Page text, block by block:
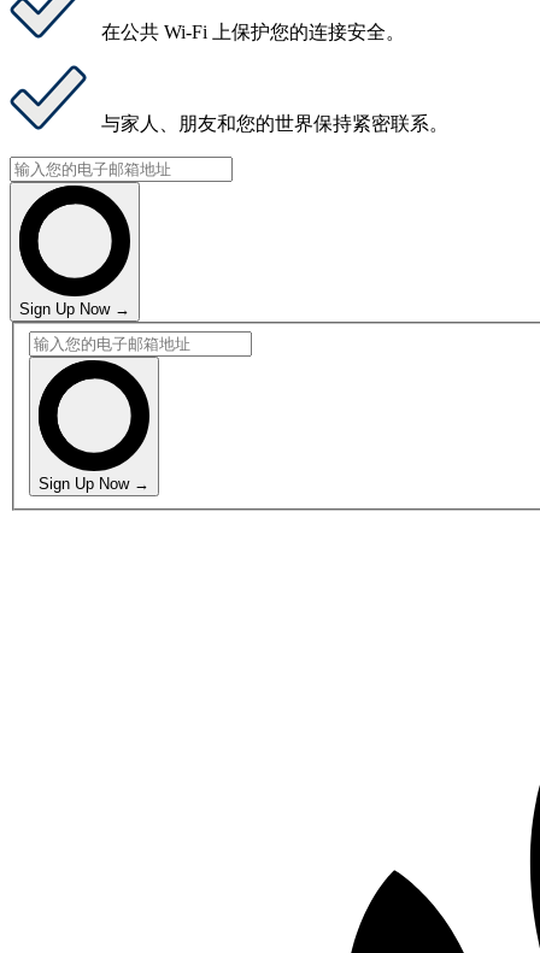
在公共 Wi-Fi 上保护您的连接安全。
与家人、朋友和您的世界保持紧密联系。
Sign Up Now →
Sign Up Now →